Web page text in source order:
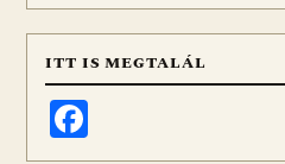
ITT IS MEGTALÁL